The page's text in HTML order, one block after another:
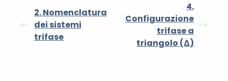
2. Nomenclatura
dei sistemi
trifase
4.
Configurazione
trifase a
triangolo (Δ)